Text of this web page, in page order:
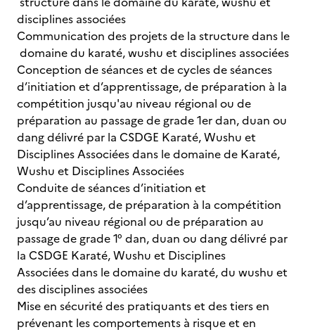
disciplines associées
Communication des projets de la structure dans le
domaine du karaté, wushu et disciplines associées
Conception de séances et de cycles de séances
d’initiation et d’apprentissage, de préparation à la
compétition jusqu'au niveau régional ou de
préparation au passage de grade 1er dan, duan ou
dang délivré par la CSDGE Karaté, Wushu et
Disciplines Associées dans le domaine de Karaté,
Wushu et Disciplines Associées
Conduite de séances d’initiation et
d’apprentissage, de préparation à la compétition
jusqu’au niveau régional ou de préparation au
passage de grade 1° dan, duan ou dang délivré par
la CSDGE Karaté, Wushu et Disciplines
Associées dans le domaine du karaté, du wushu et
des disciplines associées
Mise en sécurité des pratiquants et des tiers en
prévenant les comportements à risque et en